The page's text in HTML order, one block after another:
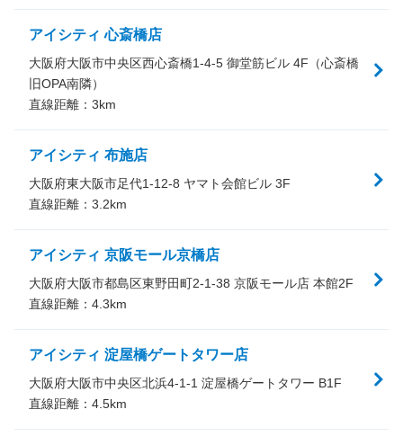
アイシティ 心斎橋店
大阪府大阪市中央区西心斎橋1-4-5 御堂筋ビル 4F（心斎橋
旧OPA南隣）
直線距離： 3km
アイシティ 布施店
大阪府東大阪市足代1-12-8 ヤマト会館ビル 3F
直線距離： 3.2km
アイシティ 京阪モール京橋店
大阪府大阪市都島区東野田町2-1-38 京阪モール店 本館2F
直線距離： 4.3km
アイシティ 淀屋橋ゲートタワー店
大阪府大阪市中央区北浜4-1-1 淀屋橋ゲートタワー B1F
直線距離： 4.5km